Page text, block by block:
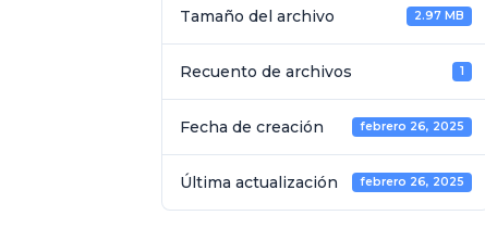
Tamaño del archivo 2.97 MB
Recuento de archivos 1
Fecha de creación febrero 26, 2025
Última actualización febrero 26, 2025